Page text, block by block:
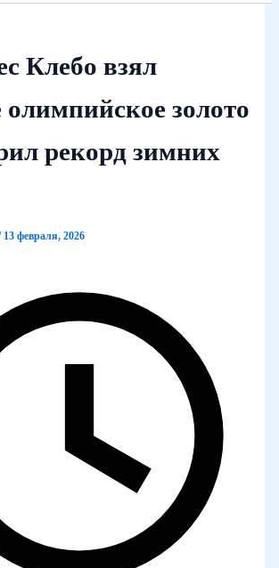
Клебо взял
олимпийское золото
рекорд зимних
13 февраля, 2026